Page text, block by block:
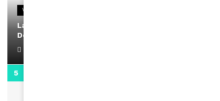
VIDEOS
La rubrique santé speciale coronavirus du
Docteur Makanda